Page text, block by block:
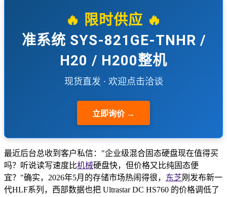
🔥 限时供应 🔥
准系统 SYS-821GE-TNHR /
H20 / H200整机
现货直发 · 欢迎点击洽谈
立即询价 →
最近后台总收到客户私信："企业级混合固态硬盘现在值得买
吗？听说读写速度比机械硬盘快，但价格又比纯固态便
宜？"确实，2026年5月的存储市场热闹得很， 东芝刚发布新一
代HLF系列，西部数据也把 Ultrastar DC HS760 的价格调低了